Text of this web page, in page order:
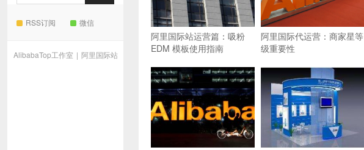
RSS订阅 微信
AlibabaTop工作室 | 阿里国际站
阿里国际站运营篇：吸粉
EDM 模板使用指南
阿里国际代运营：商家星等
级重要性